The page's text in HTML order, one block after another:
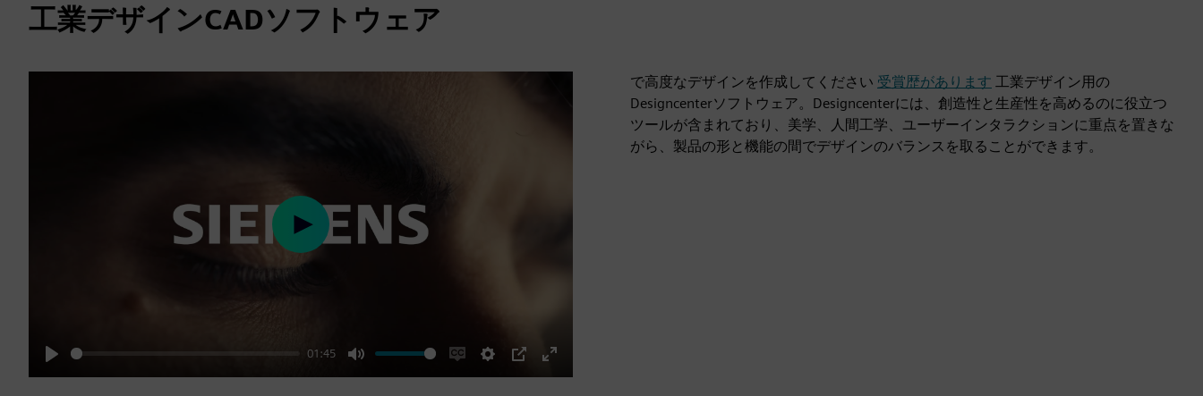
工業デザインCADソフトウェア
Play
01:45
Mute
EnableSettings
PIP
Enter
Play
で高度なデザインを作成してください 受賞歴があります 工業デザイン用の
Designcenterソフトウェア。Designcenterには、創造性と生産性を高めるのに役立つ
ツールが含まれており、美学、人間工学、ユーザーインタラクションに重点を置きな
がら、製品の形と機能の間でデザインのバランスを取ることができます。